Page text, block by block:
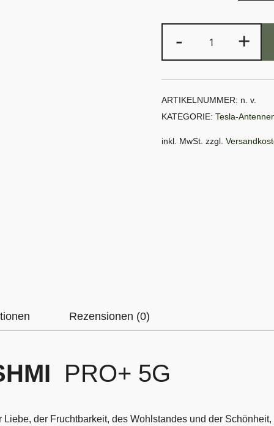
-
Antenne-
LAKSHMI
+
ARTIKELNUMMER: n. v.
KATEGORIE: Tesla-
inkl. MwSt. zzgl.
Rezensionen (0)
PRO+ 5G
der Fruchtbarkeit, des Wohlstandes und der